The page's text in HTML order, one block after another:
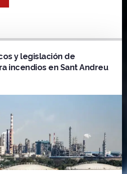
y legislación de
incendios en Sant Andreu